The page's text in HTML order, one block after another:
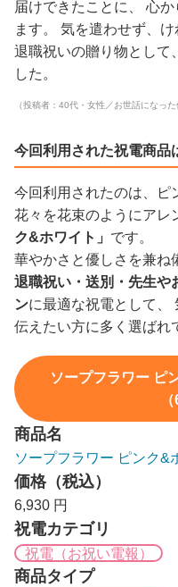
届けできたことに、 心
ます。 気を遣わせず、
退職祝いの贈り物として
した。
（投稿者：40代・女性／お世話になっ
今回利用された祝電商品
今回利用されたのは、ピ
花々を花束のようにアレ
ク&ホワイト」 です。
華やかさと優しさを兼ね
退職祝い・送別・先生や
ンに最適な祝電として、
伝えたい方に多く選ばれ
ソープフラワー ピ
商品名
ソープフラワー ピンク&
価格（税込）
6,930 円
祝電カテゴリ
祝電（お祝い電報）
商品タイプ